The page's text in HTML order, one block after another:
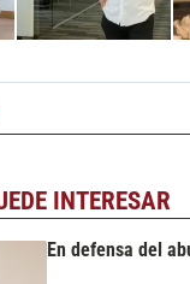
INTERESAR
En defensa del